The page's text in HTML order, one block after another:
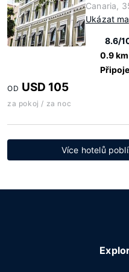
Canaria,
Ukázat
8.6/
0.9 km
OD USD 105
za pokoj / za noc
Více hotelů